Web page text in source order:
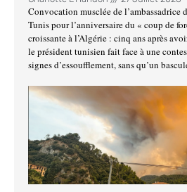
Convocation musclée de l’ambassadrice
Tunis pour l’anniversaire du « coup de
croissante à l’Algérie : cinq ans après
le président tunisien fait face à une
signes d’essoufflement, sans qu’un